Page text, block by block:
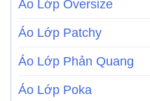
Áo Lớp Oversize
Áo Lớp Patchy
Áo Lớp Phản Quang
Áo Lớp Poka